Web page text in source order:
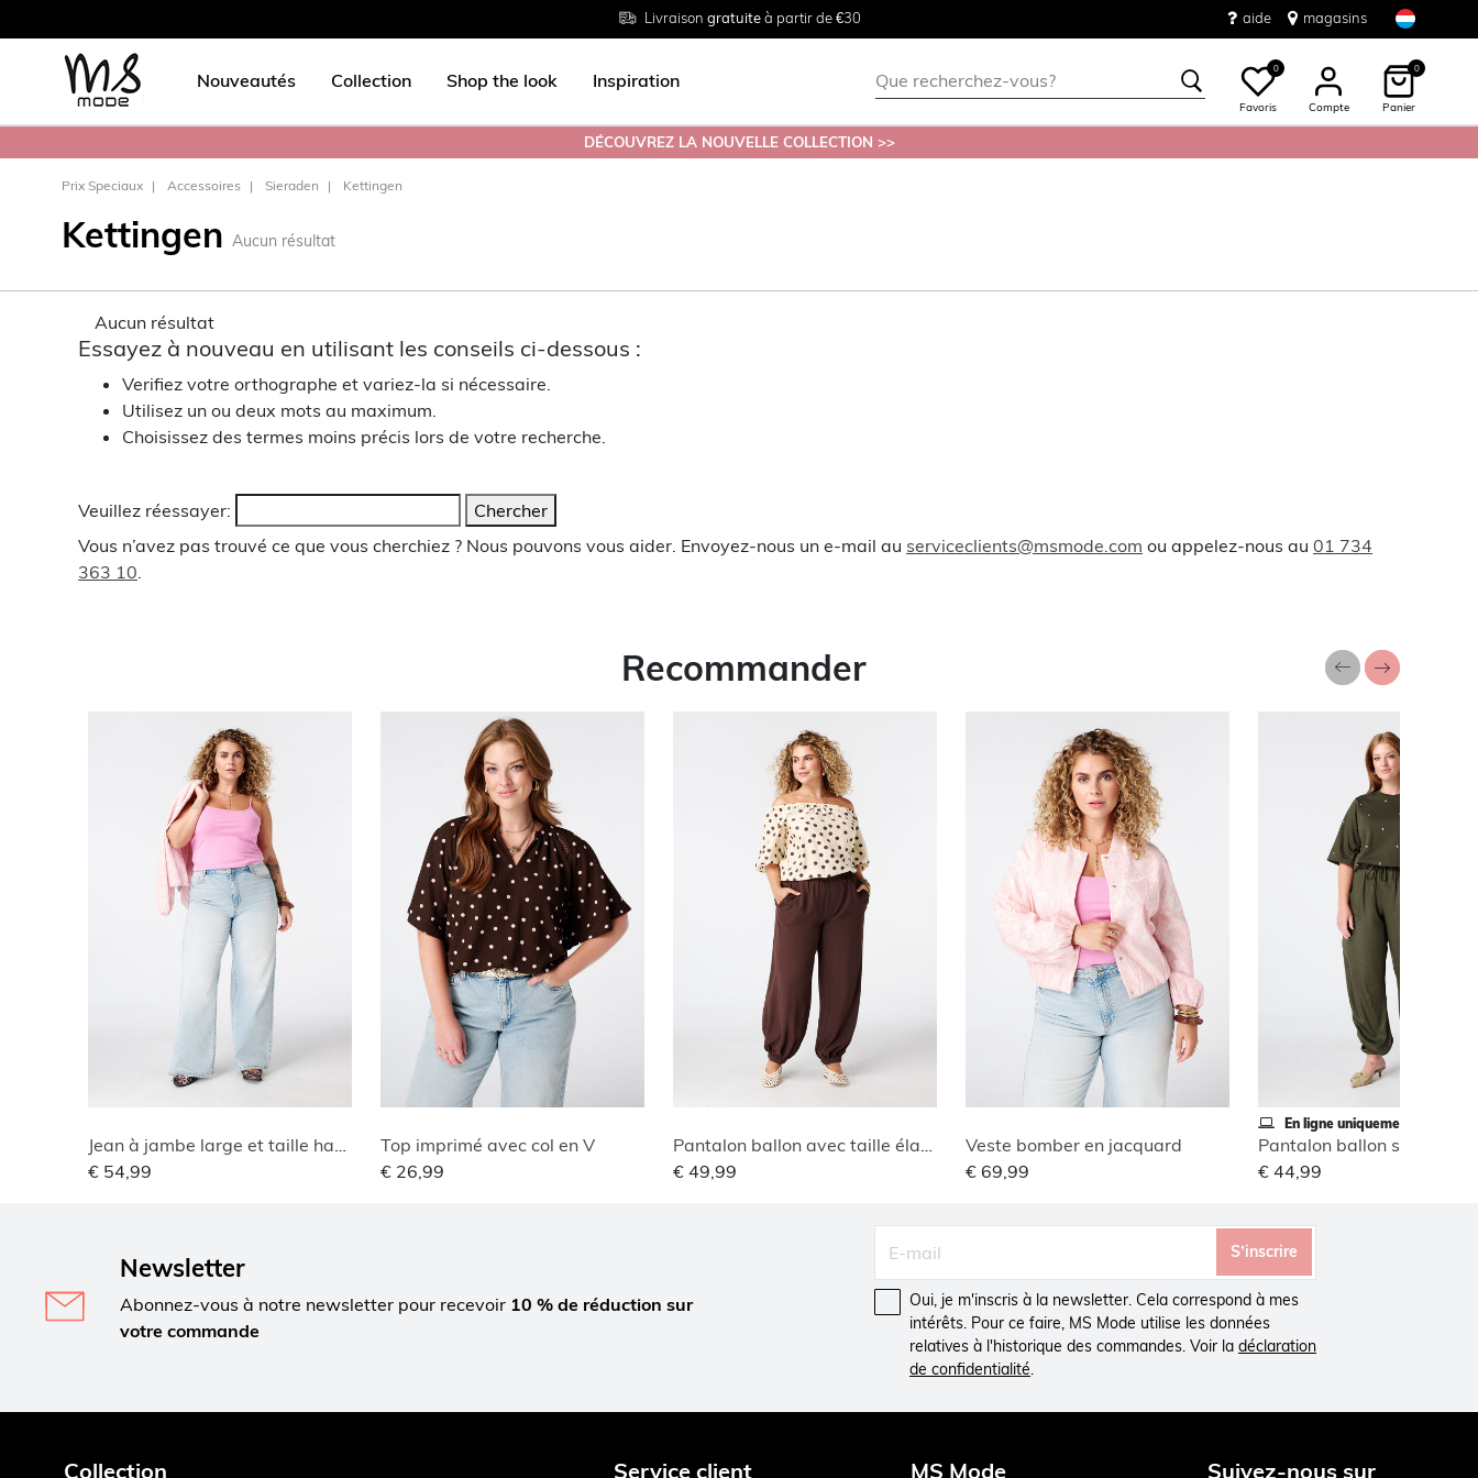
Livraison gratuiteà partir de €30
Tailles du38 au 54
Retourgratuit en magasin aide magasins
Nouveautés Collection Shop the look Inspiration
0
Favoris Compte
0
Panier
DÉCOUVREZ LA NOUVELLE COLLECTION >>
Prix Speciaux Accessoires Sieraden Kettingen
Kettingen Aucun résultat
Aucun résultat
Essayez à nouveau en utilisant les conseils ci-dessous :
Verifiez votre orthographe et variez-la si nécessaire.
Utilisez un ou deux mots au maximum.
Choisissez des termes moins précis lors de votre recherche.
Veuillez réessayer:
Chercher
Vous n’avez pas trouvé ce que vous cherchiez ? Nous pouvons vous aider. Envoyez-nous un e-mail au serviceclients@msmode.com ou appelez-nous au 01 734
363 10
Recommander
€ 54,99
Top imprimé avec col en V
€ 26,99
€ 49,99
Veste bomber en jacquard
€ 69,99
En ligne uniquement
Pantalon ballon style
€ 44,99
Newsletter
Abonnez-vous à notre newsletter pour recevoir 10 % de réduction sur
votre commande
S’inscrire
Oui, je m'inscris à la newsletter. Cela correspond à mes
intérêts. Pour ce faire, MS Mode utilise les données
relatives à l'historique des commandes. Voir la déclaration
de confidentialité
Collection Service client MS Mode Suivez-nous sur